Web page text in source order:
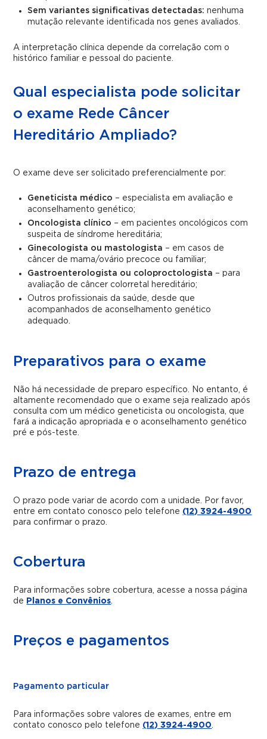
Sem variantes significativas detectadas: nenhuma
mutação relevante identificada nos genes avaliados.
A interpretação clínica depende da correlação com o
histórico familiar e pessoal do paciente.
Qual especialista pode solicitar
o exame Rede Câncer
Hereditário Ampliado?
O exame deve ser solicitado preferencialmente por:
Geneticista médico – especialista em avaliação e
aconselhamento genético;
Oncologista clínico – em pacientes oncológicos com
suspeita de síndrome hereditária;
Ginecologista ou mastologista – em casos de
câncer de mama/ovário precoce ou familiar;
Gastroenterologista ou coloproctologista – para
avaliação de câncer colorretal hereditário;
Outros profissionais da saúde, desde que
acompanhados de aconselhamento genético
adequado.
Preparativos para o exame
Não há necessidade de preparo específico. No entanto, é
altamente recomendado que o exame seja realizado após
consulta com um médico geneticista ou oncologista, que
fará a indicação apropriada e o aconselhamento genético
pré e pós-teste.
Prazo de entrega
O prazo pode variar de acordo com a unidade. Por favor,
entre em contato conosco pelo telefone (12) 3924-4900
para confirmar o prazo.
Cobertura
Para informações sobre cobertura, acesse a nossa página
de Planos e Convênios.
Preços e pagamentos
Pagamento particular
Para informações sobre valores de exames, entre em
contato conosco pelo telefone (12) 3924-4900.